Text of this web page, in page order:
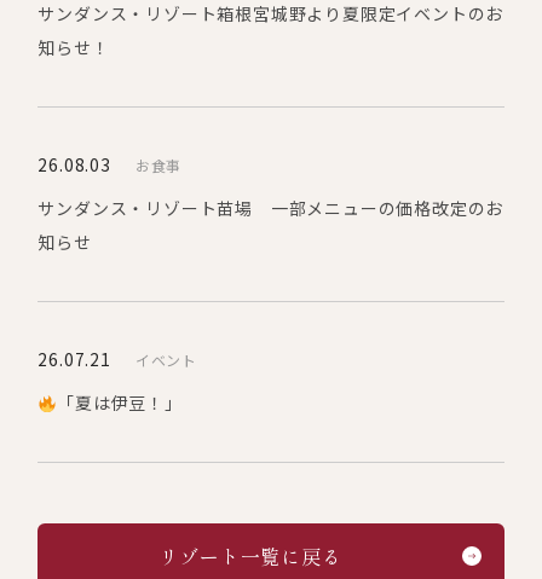
サンダンス・リゾート箱根宮城野より夏限定イベントのお
知らせ！
26.08.03 お食事
サンダンス・リゾート苗場 一部メニューの価格改定のお
知らせ
26.07.21 イベント
「夏は伊豆！」
リゾート一覧に戻る